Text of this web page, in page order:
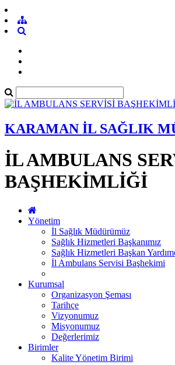
KARAMAN İL SAĞLIK
İL AMBULANS
BAŞHEKİMLİĞİ
Yönetim
İl Sağlık Müdürümüz
Sağlık Hizmetleri Başkanımız
Sağlık Hizmetleri Başkan
İl Ambulans Servisi Başhekimi
Kurumsal
Organizasyon Şeması
Tarihçe
Vizyonumuz
Misyonumuz
Değerlerimiz
Birimler
Kalite Yönetim Birimi